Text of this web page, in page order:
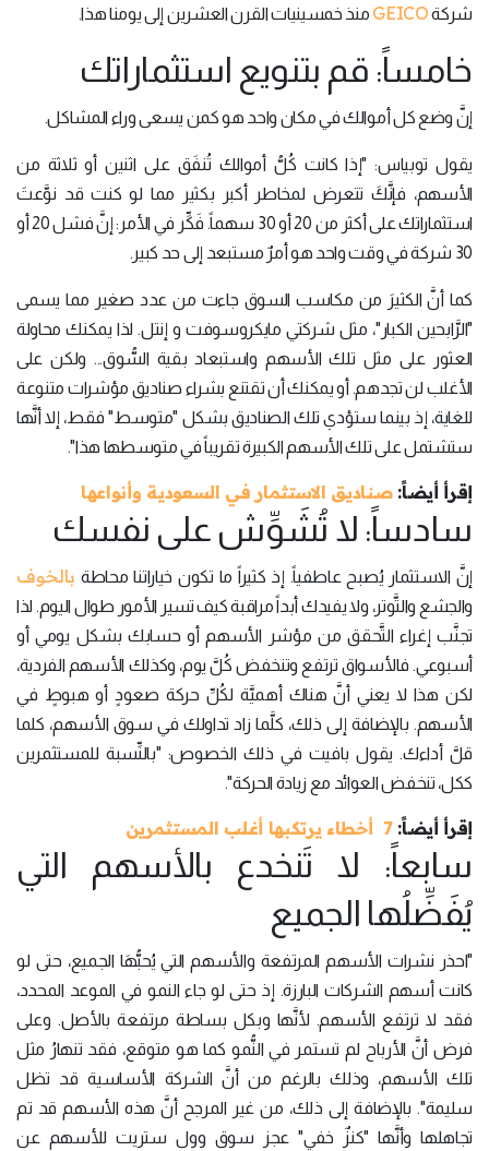
شركةGEICO منذ خمسينيات القرن العشرين إلى يومنا هذا.
خامساً: قم بتنويع استثماراتك
إنَّ وضع كل أموالك في مكان واحد هو كمن يسعى وراء المشاكل.
يقول توبياس: "إذا كانت كُلُّ أموالك تُنفَق على اثنين أو ثلاثة من
الأسهم، فإنَّكَ تتعرض لمخاطر أكبر بكثير مما لو كنت قد نوَّعتَ
استثماراتك على أكثر من 20 أو 30 سهماً. فَكِّر في الأمر: إنَّ فشل 20 أو
30 شركة في وقت واحد هو أمرٌ مستبعد إلى حد كبير.
كما أنَّ الكثيرَ من مكاسب السوق جاءت من عدد صغير مما يسمى
"الرَّابحين الكبار"، مثل شركتي مايكروسوفت و إنتل. لذا يمكنك محاولة
العثور على مثل تلك الأسهم واستبعاد بقية السُّوق... ولكن على
الأغلب لن تجدهم. أو يمكنك أن تقتنع بشراء صناديق مؤشرات متنوعة
للغاية، إذ بينما ستؤدي تلك الصناديق بشكل "متوسط" فقط، إلا أنَّها
ستشتمل على تلك الأسهم الكبيرة تقريباً في متوسطها هذا".
إقرأ أيضاً:صناديق الاستثمار في السعودية وأنواعها
سادساً: لا تُشَوِّش على نفسك
إنَّ الاستثمار يُصبح عاطفياً. إذ كثيراً ما تكون خياراتنا محاطة بالخوف
والجشع والتَّوتر، ولا يفيدك أبداً مراقبة كيف تسير الأمور طوال اليوم. لذا
تجنَّب إغراء التَّحقق من مؤشر الأسهم أو حسابك بشكل يومي أو
أسبوعي. فالأسواق ترتفع وتنخفض كُلَّ يوم، وكذلك الأسهم الفردية،
لكن هذا لا يعني أنَّ هناك أهميَّة لكُلِّ حركة صعودٍ أو هبوطٍ في
الأسهم. بالإضافة إلى ذلك، كلَّما زاد تداولك في سوق الأسهم، كلما
قلَّ أداءك. يقول بافيت في ذلك الخصوص: "بالنِّسبة للمستثمرين
ككل، تنخفض العوائد مع زيادة الحركة".
إقرأ أيضاً:7 أخطاء يرتكبها أغلب المستثمرين
سابعاً: لا تَنخدع بالأسهم التي
يُفَضِّلُها الجميع
"احذر نشرات الأسهم المرتفعة والأسهم التي يُحبُّهَا الجميع، حتى لو
كانت أسهم الشركات البارزة. إذ حتى لو جاء النمو في الموعد المحدد،
فقد لا ترتفع الأسهم. لأنَّها وبكل بساطة مرتفعة بالأصل. وعلى
فرض أنَّ الأرباح لم تستمر في النُّمو كما هو متوقع، فقد تنهارُ مثل
تلك الأسهم، وذلك بالرغم من أنَّ الشركة الأساسية قد تظل
سليمة". بالإضافة إلى ذلك، من غير المرجح أنَّ هذه الأسهم قد تم
تجاهلها وأنَّها "كنزٌ خفي" عجز سوق وول ستريت للأسهم عن